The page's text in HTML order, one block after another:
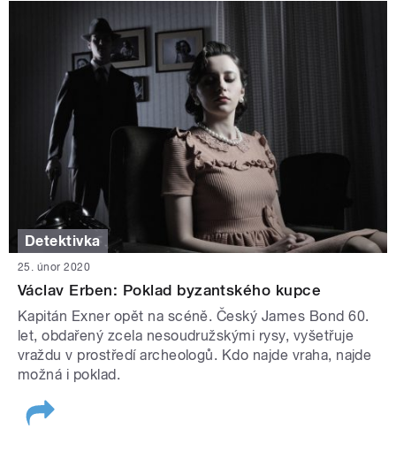
Detektivka
25. únor 2020
Václav Erben: Poklad byzantského kupce
Kapitán Exner opět na scéně. Český James Bond 60.
let, obdařený zcela nesoudružskými rysy, vyšetřuje
vraždu v prostředí archeologů. Kdo najde vraha, najde
možná i poklad.